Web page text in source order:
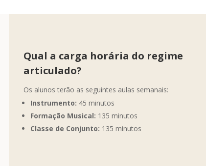
Qual a carga horária do regime
articulado?
Os alunos terão as seguintes aulas semanais:
Instrumento: 45 minutos
Formação Musical: 135 minutos
Classe de Conjunto: 135 minutos